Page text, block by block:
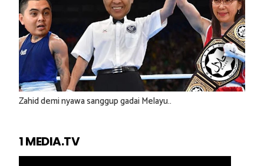
Zahid demi nyawa sanggup gadai Melayu..
1 MEDIA.TV